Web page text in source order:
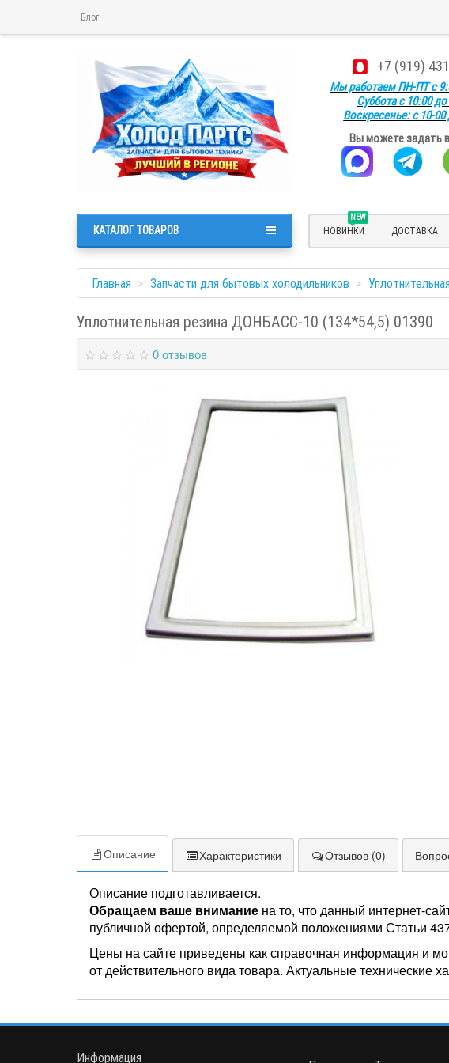
Блог
+7 (919)
Мы работаем ПН-ПТ с
Суббота с 10:00
Воскресенье: с 10-00
Вы можете задать
NEW
НОВИНКИ ДОСТАВКА
КАТАЛОГ ТОВАРОВ
Главная Запчасти для бытовых холодильников
Уплотнительная резина ДОНБАСС-10 (134*54,5) 01390
0 отзывов
Описание Характеристики Отзывов (0)
Описание подготавливается.
Обращаем ваше внимание на то, что данный интернет-
публичной офертой, определяемой положениями Статьи
Цены на сайте приведены как справочная информация и
от действительного вида товара. Актуальные технические
Информация